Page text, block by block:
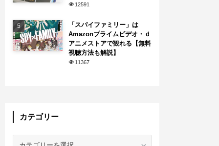
12591
「スパイファミリー」は
Amazonプライムビデオ・ｄ
アニメストアで観れる【無料
視聴方法も解説】
11367
カテゴリー